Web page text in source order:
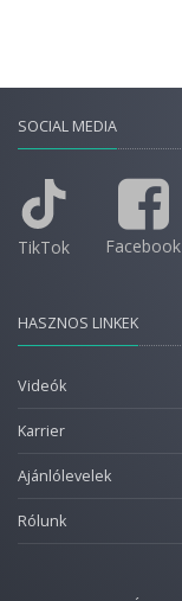
SOCIAL MEDIA
TikTok Facebook
HASZNOS LINKEK
Videók
Karrier
Ajánlólevelek
Rólunk